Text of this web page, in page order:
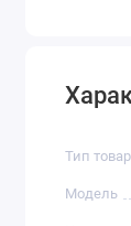
Тип
Модель